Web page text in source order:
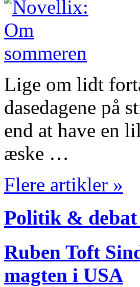
Lige om lidt
dasedagene på
end at have en
æske …
Flere artikler »
Politik & debat
Ruben Toft
magten i USA